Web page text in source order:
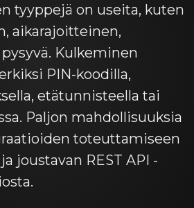
tyyppejä on useita, kuten
aikarajoitteinen,
Kulkeminen
PIN-koodilla,
etätunnisteella tai
Paljon mahdollisuuksia
toteuttamiseen
joustavan REST API -